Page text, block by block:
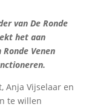
van De Ronde
het aan
Venen
Anja Vijselaar en
te willen